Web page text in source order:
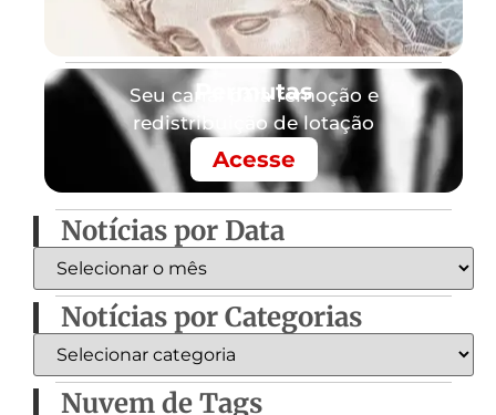
Permutas
Seu canal para remoção e
redistribuição de lotação
Acesse
Notícias por Data
Notícias por Categorias
Nuvem de Tags